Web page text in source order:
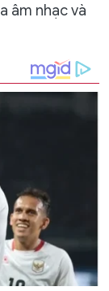
âm nhạc và